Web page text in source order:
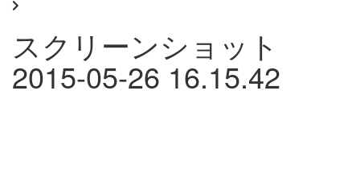
スクリーンショット
2015-05-26 16.15.42